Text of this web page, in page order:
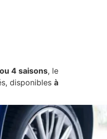
4 saisons, le
disponibles à